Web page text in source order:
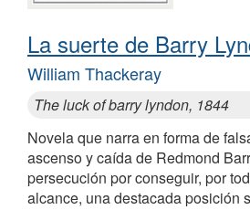
La suerte de Barry
William Thackeray
The luck of barry lyndon, 1844
Novela que narra en forma de
ascenso y caída de Redmond
persecución por conseguir, por
alcance, una destacada posición